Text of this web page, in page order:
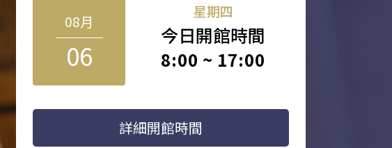
08月
06
星期四
今日開館時間
8:00 ~ 17:00
詳細開館時間